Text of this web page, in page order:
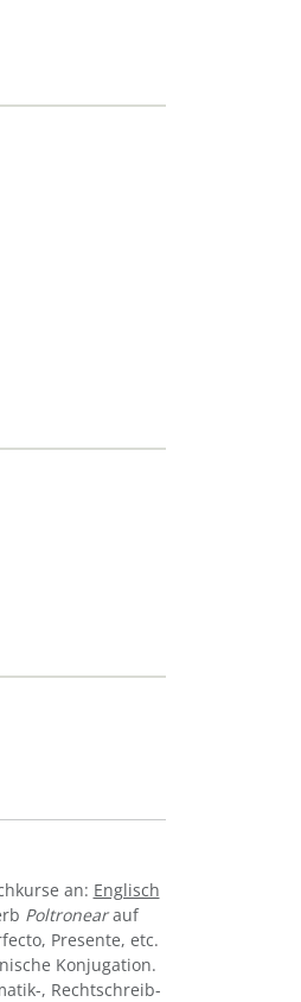
an: Englisch
Poltronearauf
Presente, etc.
Konjugation.
, Rechtschreib-